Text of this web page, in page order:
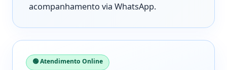
acompanhamento via WhatsApp.
🟢 Atendimento Online